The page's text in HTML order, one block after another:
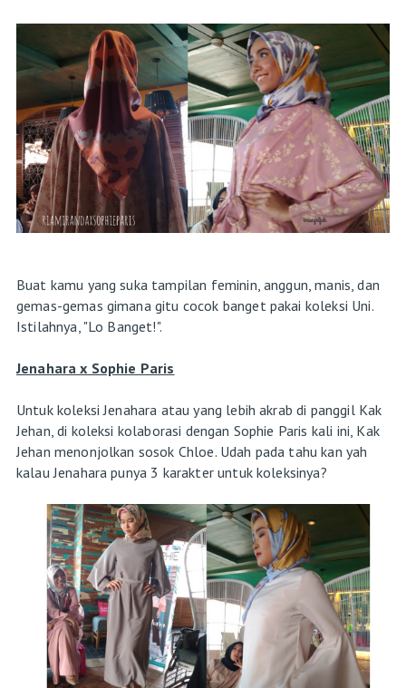
Buat kamu yang suka tampilan feminin, anggun, manis, dan
gemas-gemas gimana gitu cocok banget pakai koleksi Uni.
Istilahnya, "Lo Banget!".
Jenahara x Sophie Paris
Untuk koleksi Jenahara atau yang lebih akrab di panggil Kak
Jehan, di koleksi kolaborasi dengan Sophie Paris kali ini, Kak
Jehan menonjolkan sosok Chloe. Udah pada tahu kan yah
kalau Jenahara punya 3 karakter untuk koleksinya?